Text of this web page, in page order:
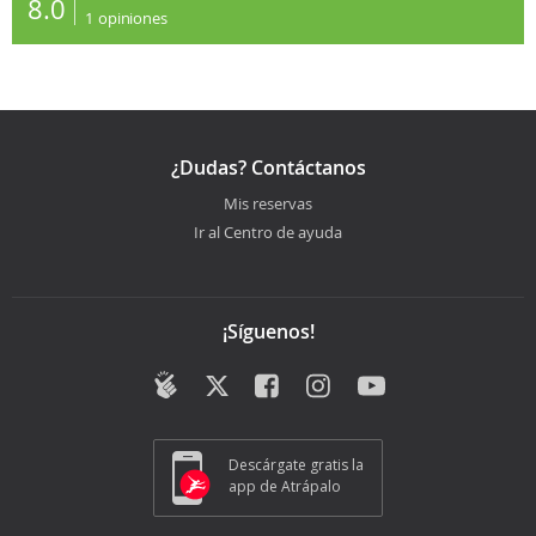
8.0 1 opiniones
¿Dudas? Contáctanos
Mis reservas
Ir al Centro de ayuda
¡Síguenos!
Descárgate gratis la
app de Atrápalo